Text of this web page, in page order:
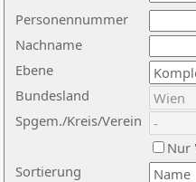
Nachname
Ebene
Sortierung
Personennummer
Bundesland
Spgem./Kreis/Verein
Nur